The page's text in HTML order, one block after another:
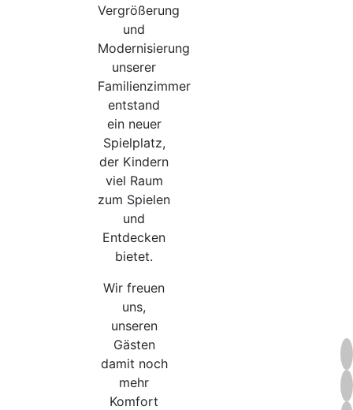
Vergrößerung
und
Modernisierung
unserer
Familienzimmer
entstand
ein neuer
Spielplatz,
der Kindern
viel Raum
zum Spielen
und
Entdecken
bietet.
Wir freuen
uns,
unseren
Gästen
damit noch
mehr
Komfort